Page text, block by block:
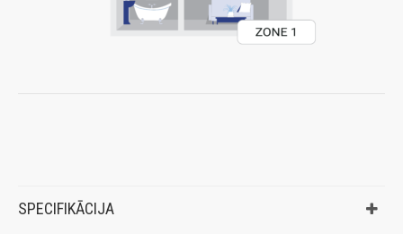
SPECIFIKĀCIJA